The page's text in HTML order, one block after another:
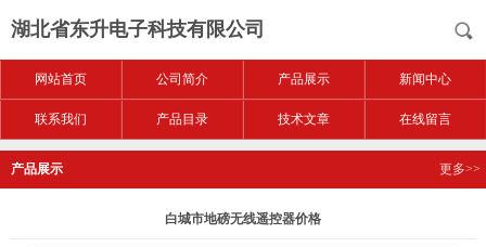
湖北省东升电子科技有限公司
网站首页 公司简介 产品展示 新闻中心
联系我们 产品目录 技术文章 在线留言
产品展示 更多>>
白城市地磅无线遥控器价格